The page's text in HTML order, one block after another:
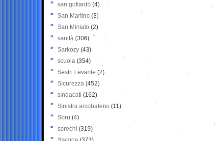
san gottardo (4)
San Martino (3)
San Miniato (2)
sanità (306)
Sarkozy (43)
scuola (354)
Sestri Levante (2)
Sicurezza (452)
sindacati (162)
Sinistra arcobaleno (11)
Soru (4)
sprechi (319)